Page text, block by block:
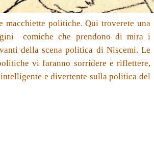
macchiette politiche. Qui troverete una
comiche che prendono di mira i
della scena politica di Niscemi. Le
vi faranno sorridere e riflettere,
e divertente sulla politica del